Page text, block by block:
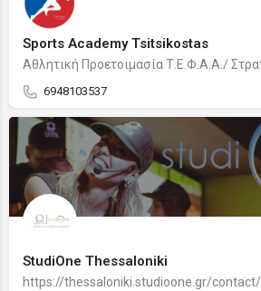
Sports Academy Tsitsikostas
6948103537
StudiOne Thessaloniki
https://thessaloniki.studioone.gr/contact/